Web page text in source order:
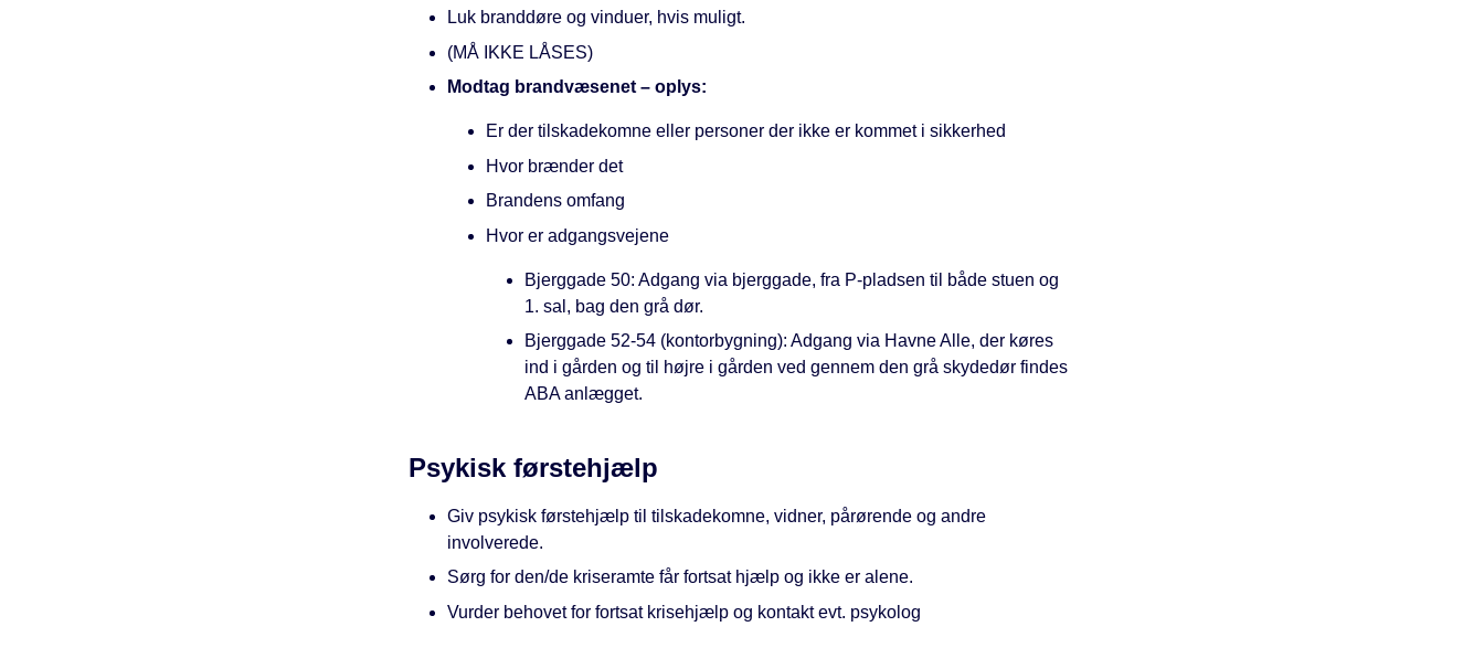
Luk branddøre og vinduer, hvis muligt.
(MÅ IKKE LÅSES)
Modtag brandvæsenet – oplys:
Er der tilskadekomne eller personer der ikke er kommet i sikkerhed
Hvor brænder det
Brandens omfang
Hvor er adgangsvejene
Bjerggade 50: Adgang via bjerggade, fra P-pladsen til både stuen og
1. sal, bag den grå dør.
Bjerggade 52-54 (kontorbygning): Adgang via Havne Alle, der køres
ind i gården og til højre i gården ved gennem den grå skydedør findes
ABA anlægget.
Psykisk førstehjælp
Giv psykisk førstehjælp til tilskadekomne, vidner, pårørende og andre
involverede.
Sørg for den/de kriseramte får fortsat hjælp og ikke er alene.
Vurder behovet for fortsat krisehjælp og kontakt evt. psykolog